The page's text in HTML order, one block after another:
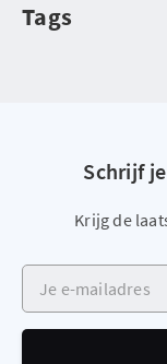
Tags
Schrijf
Krijg de
Je e-mailadres